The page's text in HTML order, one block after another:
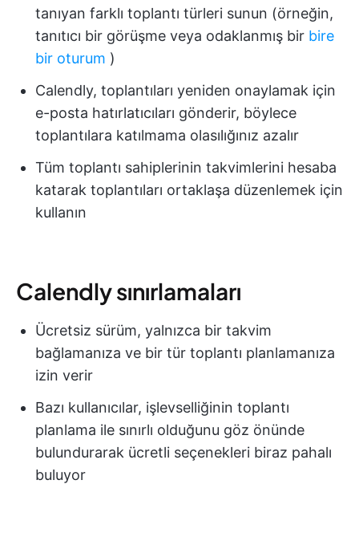
tanıyan farklı toplantı türleri sunun (örneğin,
tanıtıcı bir görüşme veya odaklanmış bir bire
bir oturum )
Calendly, toplantıları yeniden onaylamak için
e-posta hatırlatıcıları gönderir, böylece
toplantılara katılmama olasılığınız azalır
Tüm toplantı sahiplerinin takvimlerini hesaba
katarak toplantıları ortaklaşa düzenlemek için
kullanın
Calendly sınırlamaları
Ücretsiz sürüm, yalnızca bir takvim
bağlamanıza ve bir tür toplantı planlamanıza
izin verir
Bazı kullanıcılar, işlevselliğinin toplantı
planlama ile sınırlı olduğunu göz önünde
bulundurarak ücretli seçenekleri biraz pahalı
buluyor